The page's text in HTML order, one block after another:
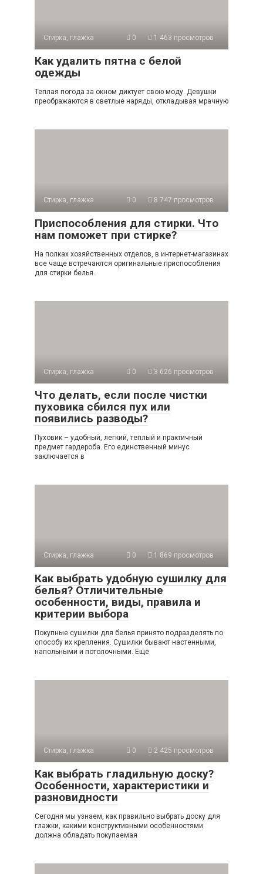
Стирка, глажка 0 1 463 просмотров
Как удалить пятна с белой
одежды
Теплая погода за окном диктует свою моду. Девушки
преображаются в светлые наряды, откладывая мрачную
Стирка, глажка 0 8 747 просмотров
Приспособления для стирки. Что
нам поможет при стирке?
На полках хозяйственных отделов, в интернет-магазинах
все чаще встречаются оригинальные приспособления
для стирки белья.
Стирка, глажка 0 3 626 просмотров
Что делать, если после чистки
пуховика сбился пух или
появились разводы?
Пуховик – удобный, легкий, теплый и практичный
предмет гардероба. Его единственный минус
заключается в
Стирка, глажка 0 1 869 просмотров
Как выбрать удобную сушилку для
белья? Отличительные
особенности, виды, правила и
критерии выбора
Покупные сушилки для белья принято подразделять по
способу их крепления. Сушилки бывают настенными,
напольными и потолочными. Ещё
Стирка, глажка 0 2 425 просмотров
Как выбрать гладильную доску?
Особенности, характеристики и
разновидности
Сегодня мы узнаем, как правильно выбрать доску для
глажки, какими конструктивными особенностями
должна обладать покупаемая